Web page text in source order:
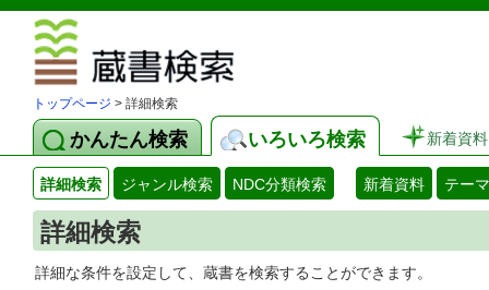
トップページ > 詳細検索
かんたん検索 いろいろ検索 新着資料
詳細検索 ジャンル検索 NDC分類検索 新着資料 テー
詳細検索
詳細な条件を設定して、蔵書を検索することができます。